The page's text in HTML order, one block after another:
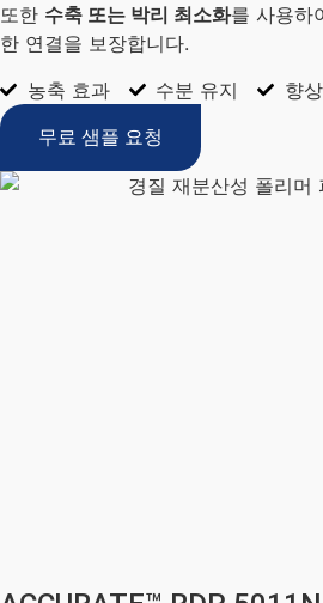
또한 수축 또는 박리 최소화를 사용하
한 연결을 보장합니다.
농축 효과
수분 유지 향
무료 샘플 요청